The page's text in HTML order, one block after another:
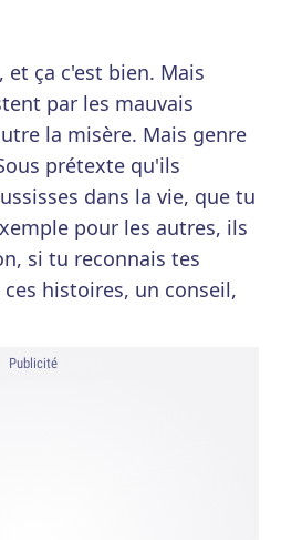
ça c'est bien. Mais
par les mauvais
la misère. Mais genre
prétexte qu'ils
dans la vie, que tu
pour les autres, ils
si tu reconnais tes
histoires, un conseil,
Publicité